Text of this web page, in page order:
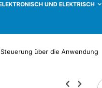
UND ELEKTRISCH
über die Anwendung